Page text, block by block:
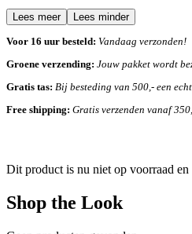
Lees meer Lees minder
Voor 16 uur besteld: Vandaag verzonden!
Groene verzending: Jouw pakket wordt
Gratis tas: Bij besteding van 500,- een
Free shipping: Gratis verzenden vanaf
Dit product is nu niet op voorraad en
Shop the Look